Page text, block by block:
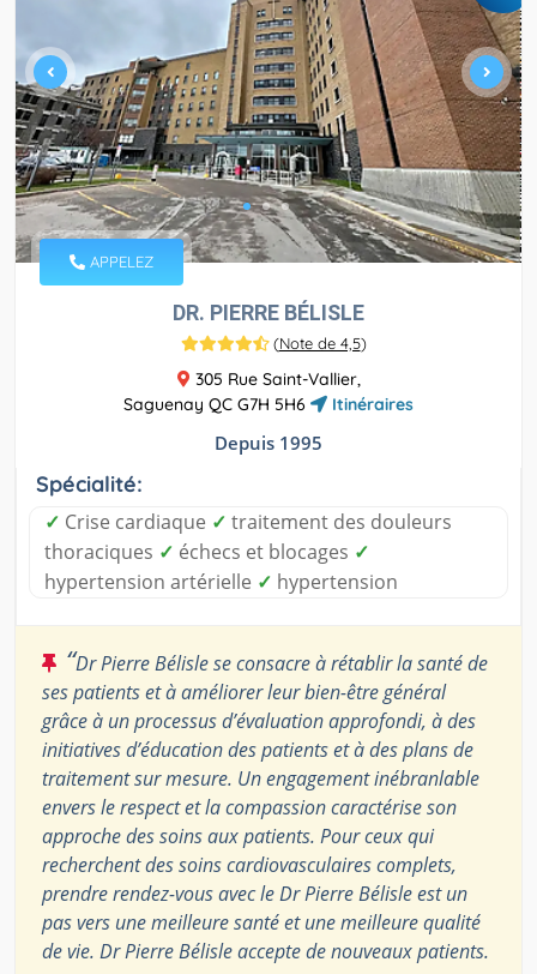
APPELEZ
DR. PIERRE BÉLISLE
(Note de 4,5)
305 Rue Saint-Vallier,
Saguenay QC G7H 5H6
Itinéraires
Depuis 1995
Spécialité:
✓ Crise cardiaque ✓ traitement des douleurs
thoraciques ✓ échecs et blocages ✓
hypertension artérielle ✓ hypertension
“Dr Pierre Bélisle se consacre à rétablir la santé de
ses patients et à améliorer leur bien-être général
grâce à un processus d’évaluation approfondi, à des
initiatives d’éducation des patients et à des plans de
traitement sur mesure. Un engagement inébranlable
envers le respect et la compassion caractérise son
approche des soins aux patients. Pour ceux qui
recherchent des soins cardiovasculaires complets,
prendre rendez-vous avec le Dr Pierre Bélisle est un
pas vers une meilleure santé et une meilleure qualité
de vie. Dr Pierre Bélisle accepte de nouveaux patients.